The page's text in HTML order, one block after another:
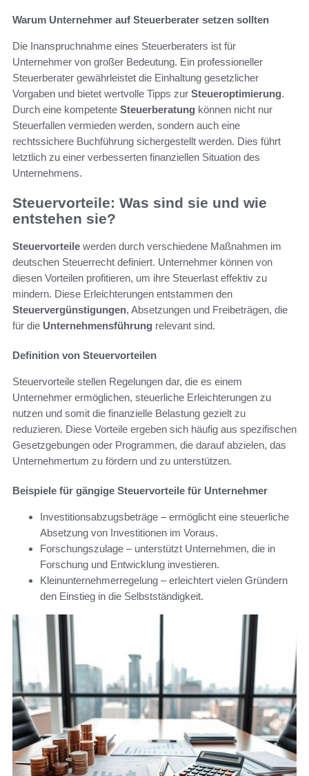
Warum Unternehmer auf Steuerberater setzen sollten
Die Inanspruchnahme eines Steuerberaters ist für
Unternehmer von großer Bedeutung. Ein professioneller
Steuerberater gewährleistet die Einhaltung gesetzlicher
Vorgaben und bietet wertvolle Tipps zur Steueroptimierung.
Durch eine kompetente Steuerberatung können nicht nur
Steuerfallen vermieden werden, sondern auch eine
rechtssichere Buchführung sichergestellt werden. Dies führt
letztlich zu einer verbesserten finanziellen Situation des
Unternehmens.
Steuervorteile: Was sind sie und wie
entstehen sie?
Steuervorteile werden durch verschiedene Maßnahmen im
deutschen Steuerrecht definiert. Unternehmer können von
diesen Vorteilen profitieren, um ihre Steuerlast effektiv zu
mindern. Diese Erleichterungen entstammen den
Steuervergünstigungen, Absetzungen und Freibeträgen, die
für die Unternehmensführung relevant sind.
Definition von Steuervorteilen
Steuervorteile stellen Regelungen dar, die es einem
Unternehmer ermöglichen, steuerliche Erleichterungen zu
nutzen und somit die finanzielle Belastung gezielt zu
reduzieren. Diese Vorteile ergeben sich häufig aus spezifischen
Gesetzgebungen oder Programmen, die darauf abzielen, das
Unternehmertum zu fördern und zu unterstützen.
Beispiele für gängige Steuervorteile für Unternehmer
Investitionsabzugsbeträge – ermöglicht eine steuerliche
Absetzung von Investitionen im Voraus.
Forschungszulage – unterstützt Unternehmen, die in
Forschung und Entwicklung investieren.
Kleinunternehmerregelung – erleichtert vielen Gründern
den Einstieg in die Selbstständigkeit.